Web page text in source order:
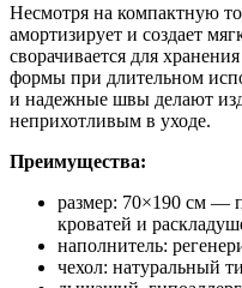
Несмотря на компактную
амортизирует и создает
сворачивается для
формы при длительном
и надежные швы делают
неприхотливым в уходе.
Преимущества:
размер: 70×190 см —
кроватей и
наполнитель:
чехол: натуральный